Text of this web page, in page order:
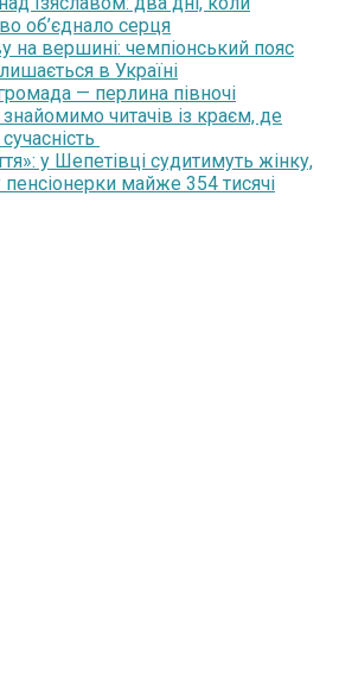
об’єднало серця
на вершині: чемпіонський пояс
в Україні
— перлина півночі
читачів із краєм, де
у Шепетівці судитимуть жінку,
майже 354 тисячі